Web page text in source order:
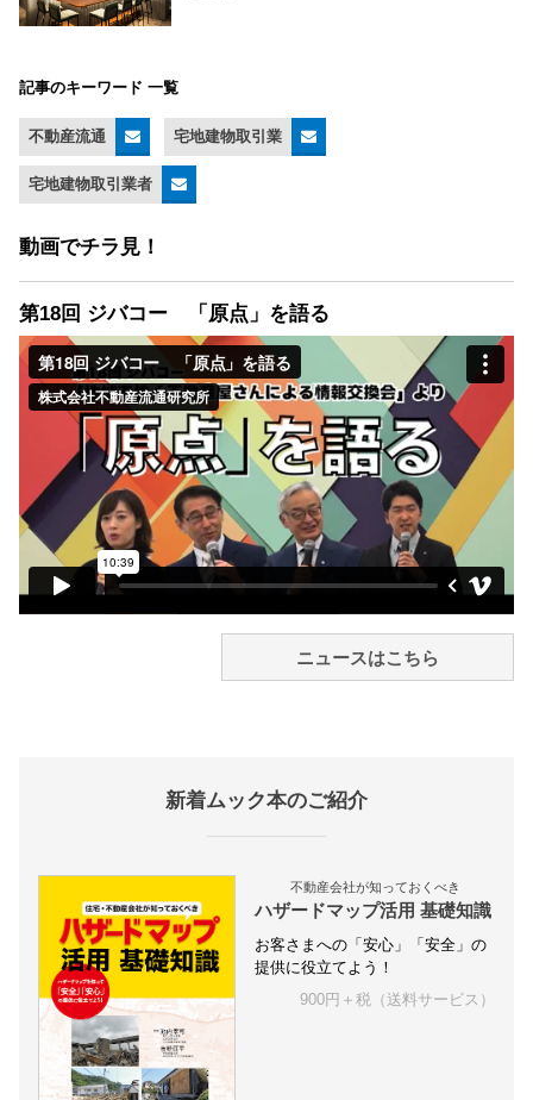
記事のキーワード 一覧
不動産流通 宅地建物取引業
宅地建物取引業者
動画でチラ見！
第18回 ジバコー 「原点」を語る
ニュースはこちら
新着ムック本のご紹介
不動産会社が知っておくべき
ハザードマップ活用 基礎知識
お客さまへの「安心」「安全」の
提供に役立てよう！
900円＋税（送料サービス）